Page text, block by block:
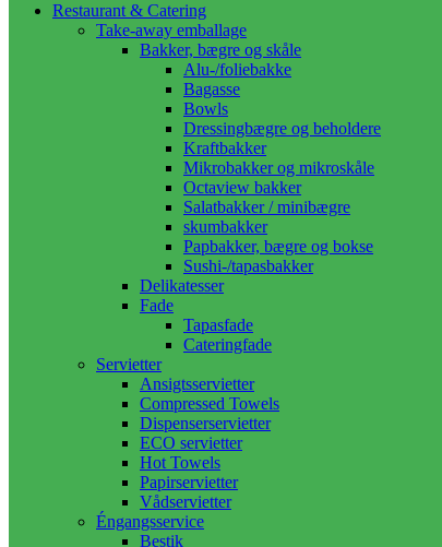
Restaurant & Catering
Take-away emballage
Bakker, bægre og skåle
Alu-/foliebakke
Bagasse
Bowls
Dressingbægre og beholdere
Kraftbakker
Mikrobakker og mikroskåle
Octaview bakker
Salatbakker / minibægre
skumbakker
Papbakker, bægre og bokse
Sushi-/tapasbakker
Delikatesser
Fade
Tapasfade
Cateringfade
Servietter
Ansigtsservietter
Compressed Towels
Dispenserservietter
ECO servietter
Hot Towels
Papirservietter
Vådservietter
Éngangsservice
Bestik